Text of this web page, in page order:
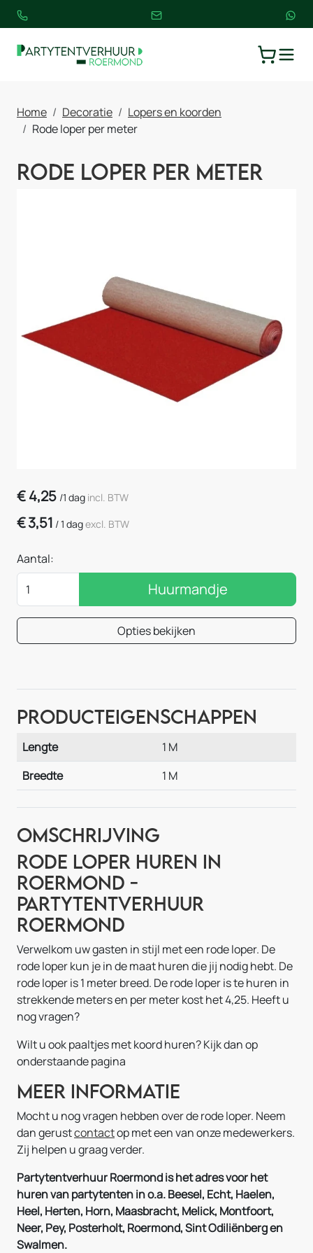
Home Decoratie
Lopers en koorden
Rode loper per meter
Rode loper per meter
€4,25 /1 dag incl. BTW
€3,51 /1 dagexcl. BTW
Aantal:
Huurmandje
Opties bekijken
Producteigenschappen
Lengte
1 M
Breedte
1 M
Omschrijving
Rode loper huren in
Roermond -
Partytentverhuur
Roermond
Verwelkom uw gasten in stijl met een rode loper. De
rode loper kun je in de maat huren die jij nodig hebt. De
rode loper is 1 meter breed. De rode loper is te huren in
strekkende meters en per meter kost het 4,25. Heeft u
nog vragen?
Wilt u ook paaltjes met koord huren? Kijk dan op
onderstaande pagina
Meer informatie
Mocht u nog vragen hebben over de rode loper. Neem
dan gerustcontactop met een van onze medewerkers.
Zij helpen u graag verder.
Partytentverhuur Roermond is het adres voor het
huren van partytenten in o.a. Beesel, Echt, Haelen,
Heel, Herten, Horn, Maasbracht, Melick, Montfoort,
Neer, Pey, Posterholt, Roermond, Sint Odiliënberg en
Swalmen.